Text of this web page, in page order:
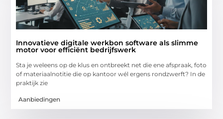
Innovatieve digitale werkbon software als slimme
motor voor efficiënt bedrijfswerk
Sta je weleens op de klus en ontbreekt net die ene afspraak, foto
of materiaalnotitie die op kantoor wél ergens rondzwerft? In de
praktijk zie
Aanbiedingen